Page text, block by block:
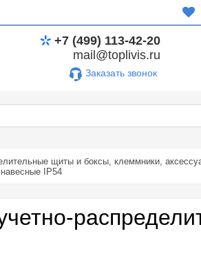
+7 (499) 113-42-20
mail@toplivis.ru
Заказать звонок
щиты и боксы, клеммники,
IP54